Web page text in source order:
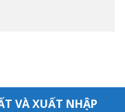
VÀ XUẤT NHẬP